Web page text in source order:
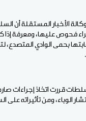
الأخبار المستقلة أن
لإجراء فحوص عليها، ومعرفة
قررت اتخاذ إجراءات
الوباء، ومن تأثيراته على